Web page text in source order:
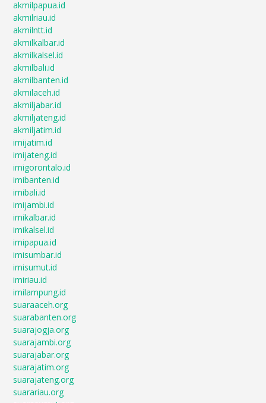
akmilpapua.id
akmilriau.id
akmilntt.id
akmilkalbar.id
akmilkalsel.id
akmilbali.id
akmilbanten.id
akmilaceh.id
akmiljabar.id
akmiljateng.id
akmiljatim.id
imijatim.id
imijateng.id
imigorontalo.id
imibanten.id
imibali.id
imijambi.id
imikalbar.id
imikalsel.id
imipapua.id
imisumbar.id
imisumut.id
imiriau.id
imilampung.id
suaraaceh.org
suarabanten.org
suarajogja.org
suarajambi.org
suarajabar.org
suarajatim.org
suarajateng.org
suarariau.org